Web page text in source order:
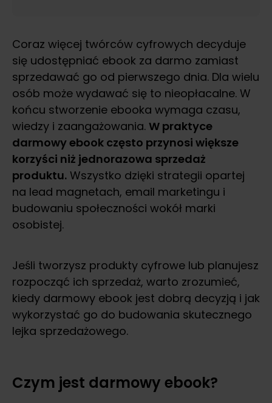
Coraz więcej twórców cyfrowych decyduje
się udostępniać ebook za darmo zamiast
sprzedawać go od pierwszego dnia. Dla wielu
osób może wydawać się to nieopłacalne. W
końcu stworzenie ebooka wymaga czasu,
wiedzy i zaangażowania. W praktyce
darmowy ebook często przynosi większe
korzyści niż jednorazowa sprzedaż
produktu. Wszystko dzięki strategii opartej
na lead magnetach, email marketingu i
budowaniu społeczności wokół marki
osobistej.
Jeśli tworzysz produkty cyfrowe lub planujesz
rozpocząć ich sprzedaż, warto zrozumieć,
kiedy darmowy ebook jest dobrą decyzją i jak
wykorzystać go do budowania skutecznego
lejka sprzedażowego.
Czym jest darmowy ebook?